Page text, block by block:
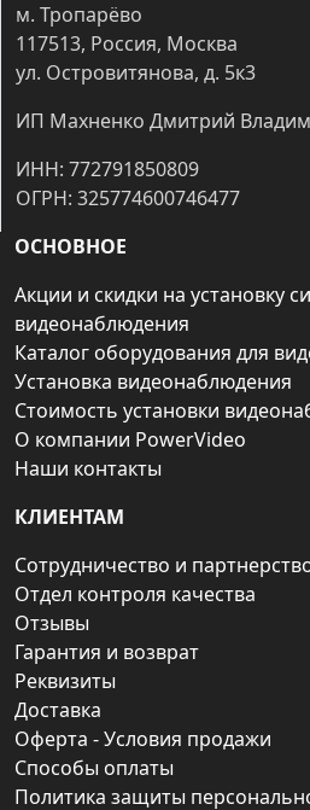
м. Тропарёво
117513, Россия, Москва
ул. Островитянова, д. 5к3
ИП Махненко Дмитрий
ИНН: 772791850809
ОГРН: 325774600746477
ОСНОВНОЕ
Акции и скидки на установку
видеонаблюдения
Каталог оборудования для
Установка видеонаблюдения
Стоимость установки
О компании PowerVideo
Наши контакты
КЛИЕНТАМ
Сотрудничество и
Отдел контроля качества
Отзывы
Гарантия и возврат
Реквизиты
Доставка
Оферта - Условия продажи
Способы оплаты
Политика защиты